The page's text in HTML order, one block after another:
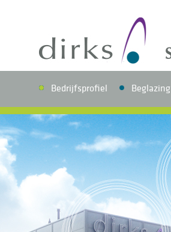
Bedrijfsprofiel Beglazing